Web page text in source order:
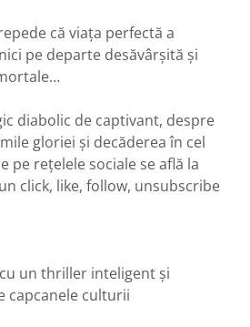
că viața perfectă a
pe departe desăvârșită și
diabolic de captivant, despre
gloriei și decăderea în cel
pe rețelele sociale se află la
click, like, follow, unsubscribe
un thriller inteligent și
capcanele culturii